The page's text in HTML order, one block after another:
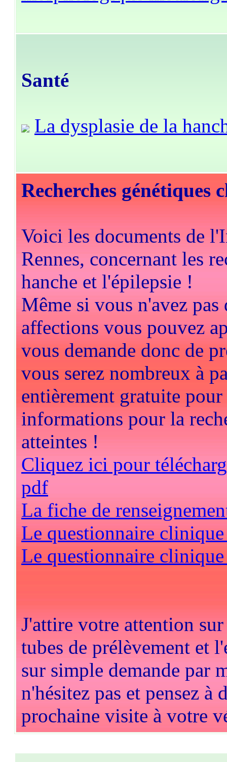
Santé
La dysplasie de la
Recherches génétiques
Voici les documents de
Rennes, concernant les
hanche et l'épilepsie !
Même si vous n'avez
affections vous pouvez
vous demande donc de
vous serez nombreux à
entièrement gratuite
informations pour la
atteintes !
Cliquez ici pour
pdf
La fiche de
Le questionnaire
Le questionnaire
J'attire votre attention
tubes de prélèvement et
sur simple demande par
n'hésitez pas et pensez
prochaine visite à votre